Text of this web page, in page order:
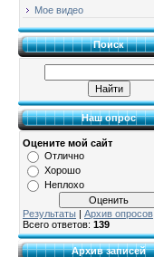
Мое видео
Поиск
Наш опрос
Оцените мой сайт
Отлично
Хорошо
Неплохо
Результаты | Архив опросов
Всего ответов: 139
Архив записей